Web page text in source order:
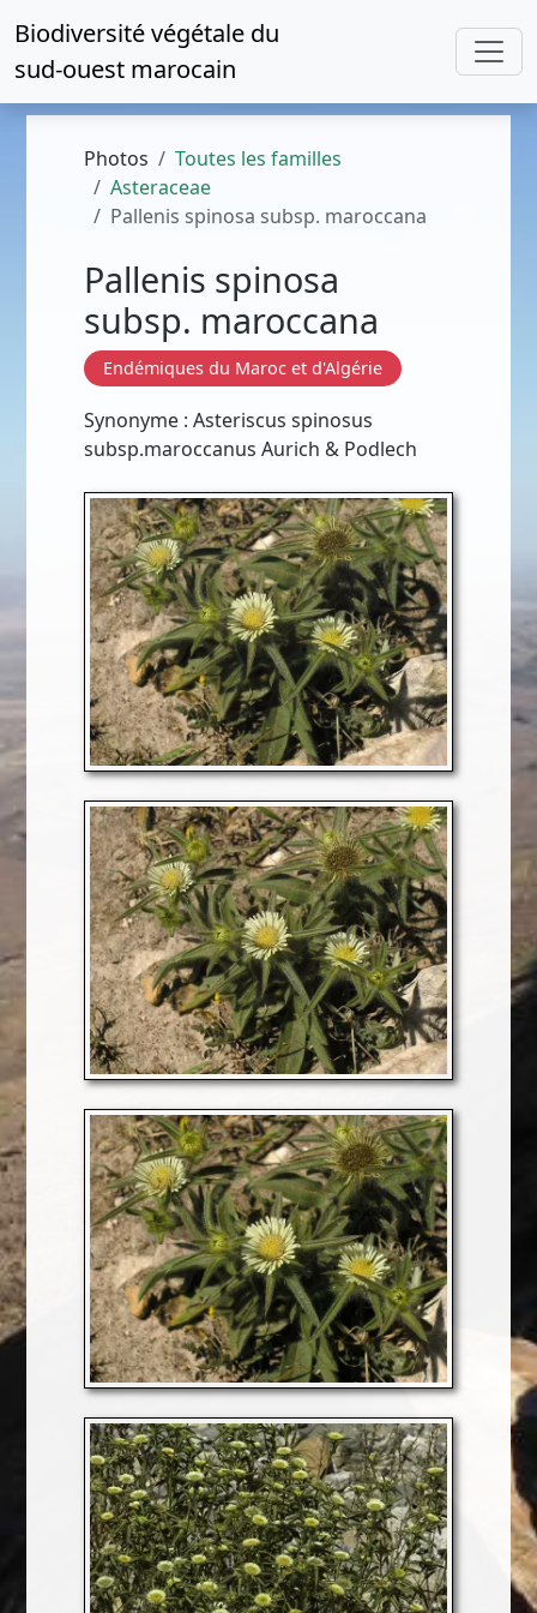
Biodiversité végétale du
sud-ouest marocain
Photos
Toutes les familles
Asteraceae
Pallenis spinosa subsp. maroccana
Pallenis spinosa
subsp. maroccana
Endémiques du Maroc et d'Algérie
Synonyme : Asteriscus spinosus
subsp.maroccanus Aurich & Podlech